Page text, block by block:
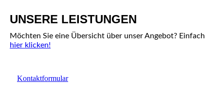
UNSERE LEISTUNGEN
Möchten Sie eine Übersicht über unser Angebot? Einfach
hier klicken!
Kontaktformular